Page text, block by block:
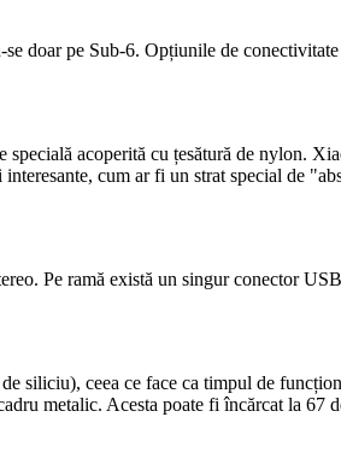
doar pe Sub-6. Opțiunile de
acoperită cu țesătură de nylon.
cum ar fi un strat special de
Pe ramă există un singur conector
siliciu), ceea ce face ca timpul de
metalic. Acesta poate fi încărcat la